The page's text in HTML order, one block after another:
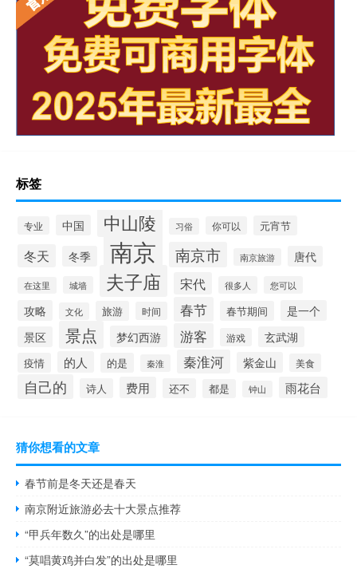
标签
专业 中国 中山陵 习俗 你可以 元宵节
冬天 冬季 南京 南京市 南京旅游 唐代
在这里 城墙 夫子庙 宋代 很多人 您可以
攻略 文化 旅游 时间 春节 春节期间
是一个
景区
景点 梦幻西游 游客 游戏 玄武湖
疫情 的人 的是 秦淮 秦淮河 紫金山 美食
自己的 诗人 费用 还不 都是 钟山 雨花台
猜你想看的文章
春节前是冬天还是春天
南京附近旅游必去十大景点推荐
“甲兵年数久”的出处是哪里
“莫唱黄鸡并白发”的出处是哪里